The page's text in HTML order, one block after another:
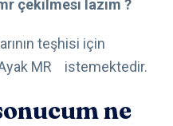
çekilmesi lazım ?
teşhisi için
MR istemektedir.
ne